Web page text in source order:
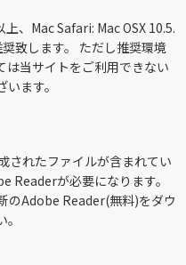
Mac Safari: Mac OSX 10.5.
致します。 ただし推奨環境
は当サイトをご利用できない
ます。
されたファイルが含まれてい
Readerが必要になります。
のAdobe Reader(無料)をダウ